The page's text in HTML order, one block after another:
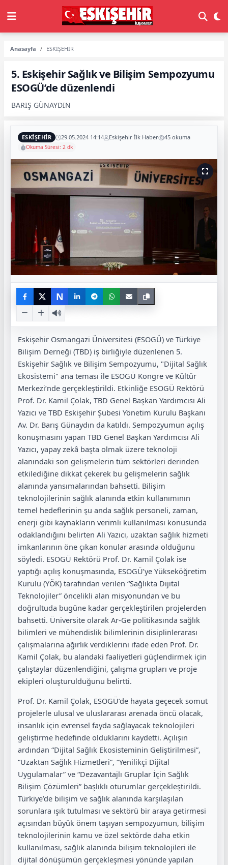
Anasayfa ESKİŞEHİR
5. Eskişehir Sağlık ve Bilişim Sempozyumu
ESOGÜ’de düzenlendi
BARIŞ GÜNAYDIN
ESKİŞEHİR 29.05.2024 14:14 Eskişehir İlk Haber 45 okuma
Okuma Süresi: 2 dk
N
Eskişehir Osmangazi Üniversitesi (ESOGÜ) ve Türkiye
Bilişim Derneği (TBD) iş birliğiyle düzenlenen 5.
Eskişehir Sağlık ve Bilişim Sempozyumu, "Dijital Sağlık
Ekosistemi" ana teması ile ESOGÜ Kongre ve Kültür
Merkezi’nde gerçekleştirildi. Etkinliğe ESOGÜ Rektörü
Prof. Dr. Kamil Çolak, TBD Genel Başkan Yardımcısı Ali
Yazıcı ve TBD Eskişehir Şubesi Yönetim Kurulu Başkanı
Av. Dr. Barış Günaydın da katıldı. Sempozyumun açılış
konuşmasını yapan TBD Genel Başkan Yardımcısı Ali
Yazıcı, yapay zekâ başta olmak üzere teknoloji
alanındaki son gelişmelerin tüm sektörleri derinden
etkilediğine dikkat çekerek bu gelişmelerin sağlık
alanında yansımalarından bahsetti. Bilişim
teknolojilerinin sağlık alanında etkin kullanımının
temel hedeflerinin şu anda sağlık personeli, zaman,
enerji gibi kaynakların verimli kullanılması konusunda
odaklandığını belirten Ali Yazıcı, uzaktan sağlık hizmeti
imkanlarının öne çıkan konular arasında olduğunu
söyledi. ESOGÜ Rektörü Prof. Dr. Kamil Çolak ise
yaptığı açılış konuşmasında, ESOGÜ’ye Yükseköğretim
Kurulu (YÖK) tarafından verilen “Sağlıkta Dijital
Teknolojiler” öncelikli alan misyonundan ve bu
doğrultuda bugüne kadar gerçekleştirilen projelerden
bahsetti. Üniversite olarak Ar-Ge politikasında sağlık
bilimleri ve mühendislik bilimlerinin disiplinlerarası
çalışmalarına ağırlık verdiklerini ifade eden Prof. Dr.
Kamil Çolak, bu alandaki faaliyetleri güçlendirmek için
çalıştaylar düzenlendiğini, çalışma grupları ve proje
ekipleri oluşturulduğunu belirtti.
Prof. Dr. Kamil Çolak, ESOGÜ’de hayata geçecek somut
projelerle ulusal ve uluslararası arenada öncü olacak,
insanlık için evrensel fayda sağlayacak teknolojileri
geliştirme hedefinde olduklarını kaydetti. Açılışın
ardından “Dijital Sağlık Ekosisteminin Geliştirilmesi”,
“Uzaktan Sağlık Hizmetleri”, “Yenilikçi Dijital
Uygulamalar” ve “Dezavantajlı Gruplar İçin Sağlık
Bilişim Çözümleri” başlıklı oturumlar gerçekleştirildi.
Türkiye’de bilişim ve sağlık alanında karşılaşılan
sorunlara ışık tutulması ve sektörü bir araya getirmesi
açısından büyük önem taşıyan sempozyumun, bilişim
teknolojilerinin kamu ve özel sektörde daha etkin
kullanılması, sağlık alanında bilişim teknolojileri ile
dijital dönüşümün gerçekleşmesi yönünde yapılan